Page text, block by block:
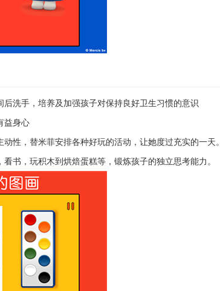
洗手，培养及加强孩子对保持良好卫生习惯的意识
益身心
性，替米菲安排各种好玩的活动，让她度过充实的一天。
书，玩积木到烘焙蛋糕等，锻炼孩子的独立思考能力。